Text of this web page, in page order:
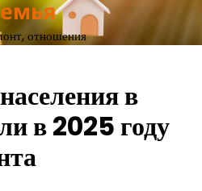
отношения
в
в 2025 году